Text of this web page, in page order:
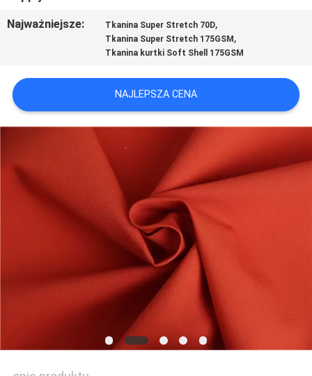
NEWS
SITEMAP
PRIVACY
Najważniejsze: Tkanina Super Stretch 70D,
Tkanina Super Stretch 175GSM ,
Tkanina kurtki Soft Shell 175GSM
NAJLEPSZA CENA